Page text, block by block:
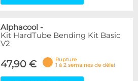
Alphacool -
Kit HardTube Bending Kit Basic
V2
47,90 €
Rupture
1 à 2 semaines de délai